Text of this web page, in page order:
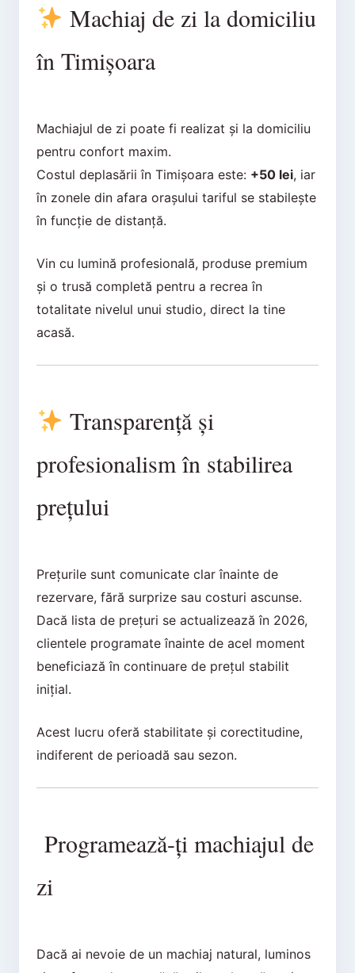
Machiaj de zi la domiciliu
în Timișoara
Machiajul de zi poate fi realizat și la domiciliu
pentru confort maxim.
Costul deplasării în Timișoara este: +50 lei, iar
în zonele din afara orașului tariful se stabilește
în funcție de distanță.
Vin cu lumină profesională, produse premium
și o trusă completă pentru a recrea în
totalitate nivelul unui studio, direct la tine
acasă.
Transparență și
profesionalism în stabilirea
prețului
Prețurile sunt comunicate clar înainte de
rezervare, fără surprize sau costuri ascunse.
Dacă lista de prețuri se actualizează în 2026,
clientele programate înainte de acel moment
beneficiază în continuare de prețul stabilit
inițial.
Acest lucru oferă stabilitate și corectitudine,
indiferent de perioadă sau sezon.
Programează-ți machiajul de
zi
Dacă ai nevoie de un machiaj natural, luminos